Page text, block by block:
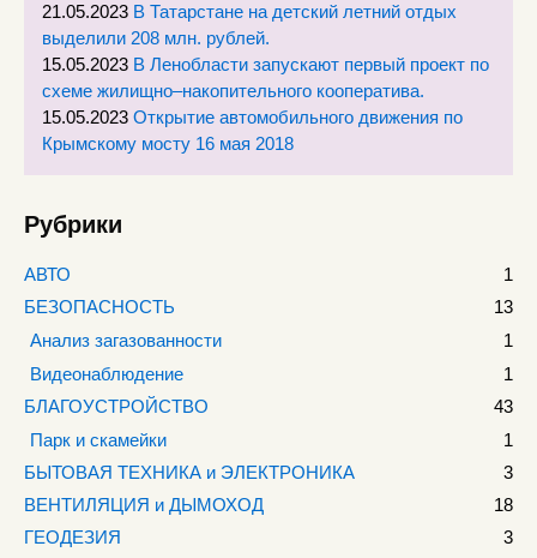
21.05.2023 В Татарстане на детский летний отдых
выделили 208 млн. рублей.
15.05.2023 В Ленобласти запускают первый проект по
схеме жилищно–накопительного кооператива.
15.05.2023 Открытие автомобильного движения по
Крымскому мосту 16 мая 2018
Рубрики
АВТО
1
БЕЗОПАСНОСТЬ
13
Анализ загазованности
1
Видеонаблюдение
1
БЛАГОУСТРОЙСТВО
43
Парк и скамейки
1
БЫТОВАЯ ТЕХНИКА и ЭЛЕКТРОНИКА
3
ВЕНТИЛЯЦИЯ и ДЫМОХОД
18
ГЕОДЕЗИЯ
3